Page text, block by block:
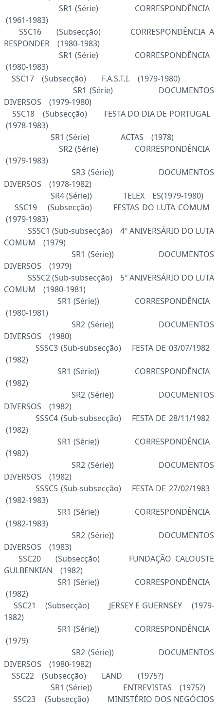
SR1 (Série) CORRESPONDÊNCIA
(1961-1983)
SSC16 (Subsecção) CORRESPONDÊNCIA A
RESPONDER (1980-1983)
SR1 (Série) CORRESPONDÊNCIA
(1980-1983)
SSC17 (Subsecção) F.A.S.T.I. (1979-1980)
SR1 (Série) DOCUMENTOS
DIVERSOS (1979-1980)
SSC18 (Subsecção) FESTA DO DIA DE PORTUGAL
(1978-1983)
SR1 (Série) ACTAS (1978)
SR2 (Série) CORRESPONDÊNCIA
(1979-1983)
SR3 (Série)) DOCUMENTOS
DIVERSOS (1978-1982)
SR4 (Série)) TELEX ES(1979-1980)
SSC19 (Subsecção) FESTAS DO LUTA COMUM
(1979-1983)
SSSC1 (Sub-subsecção) 4º ANIVERSÁRIO DO LUTA
COMUM (1979)
SR1 (Série)) DOCUMENTOS
DIVERSOS (1979)
SSSC2 (Sub-subsecção) 5º ANIVERSÁRIO DO LUTA
COMUM (1980-1981)
SR1 (Série)) CORRESPONDÊNCIA
(1980-1981)
SR2 (Série)) DOCUMENTOS
DIVERSOS (1980)
SSSC3 (Sub-subsecção) FESTA DE 03/07/1982
(1982)
SR1 (Série)) CORRESPONDÊNCIA
(1982)
SR2 (Série)) DOCUMENTOS
DIVERSOS (1982)
SSSC4 (Sub-subsecção) FESTA DE 28/11/1982
(1982)
SR1 (Série)) CORRESPONDÊNCIA
(1982)
SR2 (Série)) DOCUMENTOS
DIVERSOS (1982)
SSSC5 (Sub-subsecção) FESTA DE 27/02/1983
(1982-1983)
SR1 (Série)) CORRESPONDÊNCIA
(1982-1983)
SR2 (Série)) DOCUMENTOS
DIVERSOS (1983)
SSC20 (Subsecção) FUNDAÇÃO CALOUSTE
GULBENKIAN (1982)
SR1 (Série)) CORRESPONDÊNCIA
(1982)
SSC21 (Subsecção) JERSEY E GUERNSEY (1979-
1982)
SR1 (Série)) CORRESPONDÊNCIA
(1979)
SR2 (Série)) DOCUMENTOS
DIVERSOS (1980-1982)
SSC22 (Subsecção) LAND (1975?)
SR1 (Série)) ENTREVISTAS (1975?)
SSC23 (Subsecção) MINISTÉRIO DOS NEGÓCIOS